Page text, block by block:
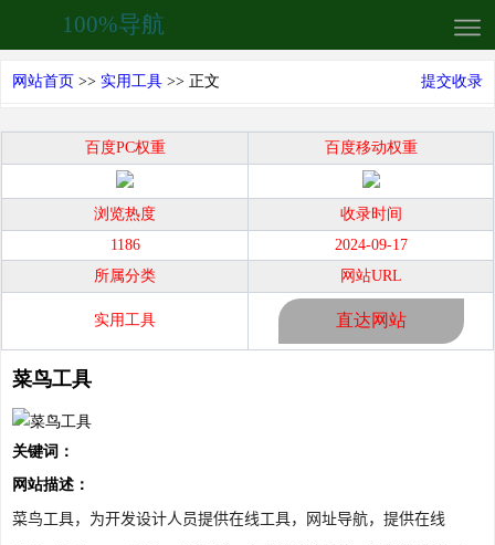
100%导航
网站首页 >> 实用工具 >> 正文 提交收录
百度PC权重 百度移动权重
浏览热度
收录时间
1186
2024-09-17
所属分类
网站URL
实用工具 直达网站
菜鸟工具
关键词：
网站描述：
菜鸟工具，为开发设计人员提供在线工具，网址导航，提供在线